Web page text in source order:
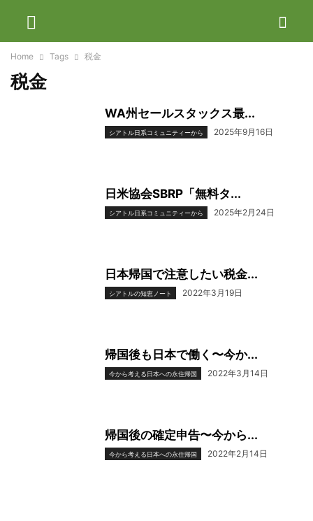
Home Tags 税金
税金
WA州セールスタックス最...
シアトル日系コミュニティーから 2025年9月16日
日米協会SBRP「無料タ...
シアトル日系コミュニティーから 2025年2月24日
日本帰国で注意したい税金...
シアトルの知恵ノート 2022年3月19日
帰国後も日本で働く〜今か...
今から考える日本への永住帰国 2022年3月14日
帰国後の確定申告〜今から...
今から考える日本への永住帰国 2022年2月14日